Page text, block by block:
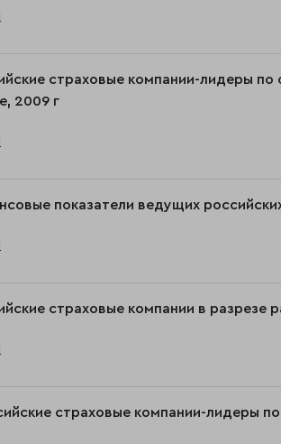
страховые компании-лидеры
2009 г
показатели ведущих
страховые компании в разрезе
страховые компании-лидеры